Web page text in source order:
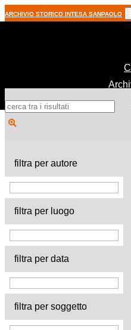
ARCHIVIO STORICO INTESA SANPAOLO
filtra per autore
filtra per luogo
filtra per data
filtra per soggetto